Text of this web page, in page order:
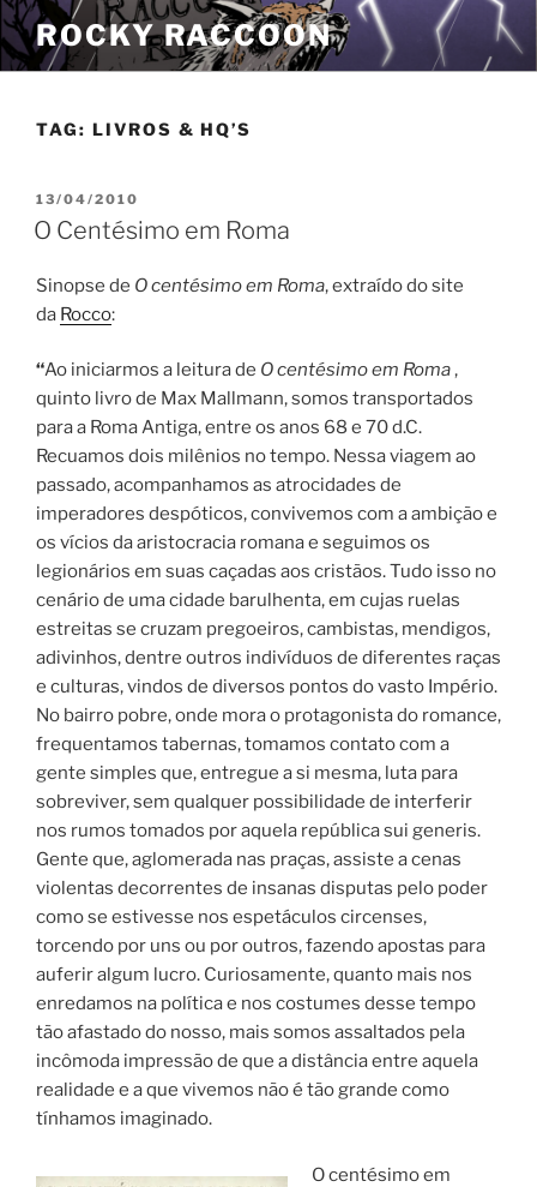
Pular
para
o
ROCKY RACCOON
TAG: LIVROS & HQ’S
PUBLICADO
EM
13/04/2010
O Centésimo em Roma
Sinopse de O centésimo em Roma, extraído do site
da Rocco:
“Ao iniciarmos a leitura de O centésimo em Roma,
quinto livro de Max Mallmann, somos transportados
para a Roma Antiga, entre os anos 68 e 70 d.C.
Recuamos dois milênios no tempo. Nessa viagem ao
passado, acompanhamos as atrocidades de
imperadores despóticos, convivemos com a ambição e
os vícios da aristocracia romana e seguimos os
legionários em suas caçadas aos cristãos. Tudo isso no
cenário de uma cidade barulhenta, em cujas ruelas
estreitas se cruzam pregoeiros, cambistas, mendigos,
adivinhos, dentre outros indivíduos de diferentes raças
e culturas, vindos de diversos pontos do vasto Império.
No bairro pobre, onde mora o protagonista do romance,
frequentamos tabernas, tomamos contato com a
gente simples que, entregue a si mesma, luta para
sobreviver, sem qualquer possibilidade de interferir
nos rumos tomados por aquela república sui generis.
Gente que, aglomerada nas praças, assiste a cenas
violentas decorrentes de insanas disputas pelo poder
como se estivesse nos espetáculos circenses,
torcendo por uns ou por outros, fazendo apostas para
auferir algum lucro. Curiosamente, quanto mais nos
enredamos na política e nos costumes desse tempo
tão afastado do nosso, mais somos assaltados pela
incômoda impressão de que a distância entre aquela
realidade e a que vivemos não é tão grande como
tínhamos imaginado.
O centésimo em